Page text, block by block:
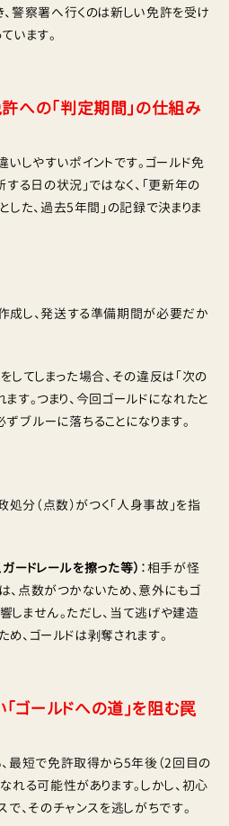
警察署へ行くのは新しい免許を受け
います。
許への「判定期間」の仕組み
いしやすいポイントです。ゴールド免
る日の状況」ではなく、「更新年の
た、過去5年間」の記録で決まりま
成し、発送する準備期間が必要だか
してしまった場合、その違反は「次の
す。つまり、今回ゴールドになれたと
ブルーに落ちることになります。
処分（点数）がつく「人身事故」を指
ードレールを擦った等） ：相手が怪
、点数がつかないため、意外にもゴ
しません。ただし、当て逃げや建造
、ゴールドは剥奪されます。
ゴールドへの道」を阻む罠
最短で免許取得から5年後（2回目の
れる可能性があります。しかし、初心
、そのチャンスを逃しがちです。